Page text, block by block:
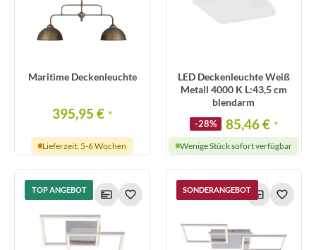
Maritime Deckenleuchte
395,95 € *
Lieferzeit: 5-6 Wochen
LED Deckenleuchte Weiß
Metall 4000 K L:43,5 cm
blendarm
-28% 85,46 € *
Wenige Stück sofort verfügbar
TOP ANGEBOT SONDERANGEBOT